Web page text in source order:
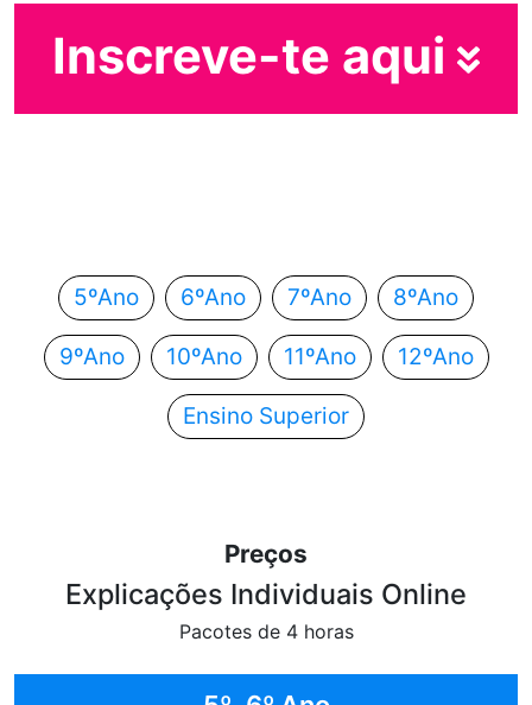
Inscreve-te aqui
5ºAno 6ºAno 7ºAno 8ºAno
9ºAno 10ºAno 11ºAno 12ºAno
Ensino Superior
Preços
Explicações Individuais Online
Pacotes de 4 horas